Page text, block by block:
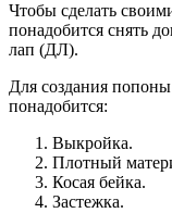
Чтобы сделать
понадобится снять
лап (ДЛ).
Для создания
понадобится:
Выкройка.
Плотный
Косая бейка.
Застежка.